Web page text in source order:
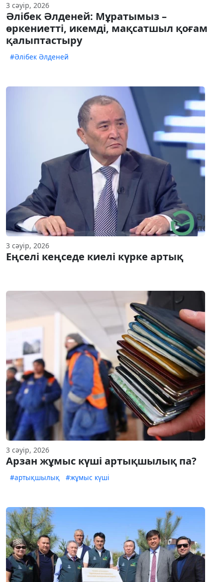
3 сәуір, 2026
Әлібек Әлденей: Мұратымыз –
өркениетті, икемді, мақсатшыл қоғам
қалыптастыру
#Әлібек Әлденей
3 сәуір, 2026
Еңселі кеңседе киелі күрке артық
3 сәуір, 2026
Арзан жұмыс күші артықшылық па?
#артықшылық #жұмыс күші